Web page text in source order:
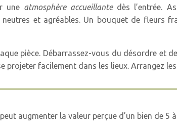
une atmosphère accueillante dès l’entrée.
et agréables. Un bouquet de fleurs
pièce. Débarrassez-vous du désordre et
projeter facilement dans les lieux. Arrangez
augmenter la valeur perçue d’un bien de 5